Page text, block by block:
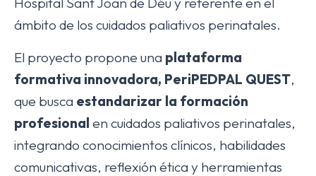
ámbito de los cuidados paliativos perinatales.
El proyecto propone una plataforma
formativa innovadora, PeriPEDPAL QUEST,
que busca estandarizar la formación
profesional en cuidados paliativos perinatales,
integrando conocimientos clínicos, habilidades
comunicativas, reflexión ética y herramientas